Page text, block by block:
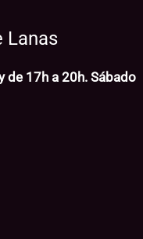
Lanas
de 17h a 20h. Sábado